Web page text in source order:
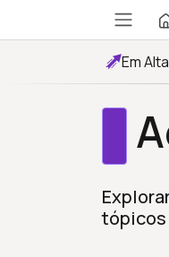
Em Alta
tópicos